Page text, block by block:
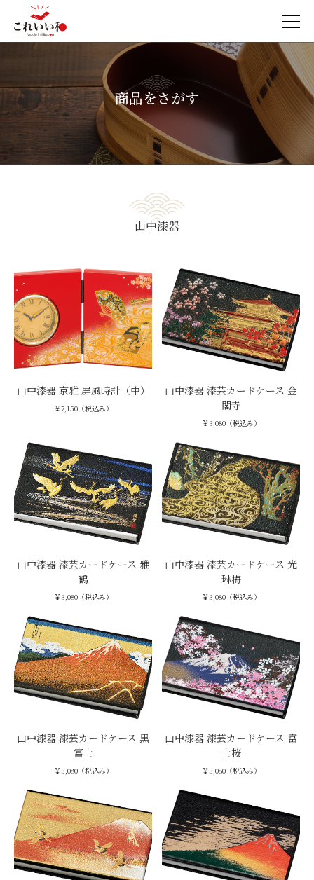
商品をさがす
山中漆器
山中漆器 京雅 屏風時計（中）
￥7,150（税込み）
山中漆器 漆芸カードケース 金
閣寺
￥3,080（税込み）
山中漆器 漆芸カードケース 雅
鶴
￥3,080（税込み）
山中漆器 漆芸カードケース 光
琳梅
￥3,080（税込み）
山中漆器 漆芸カードケース 黒
富士
￥3,080（税込み）
山中漆器 漆芸カードケース 富
士桜
￥3,080（税込み）